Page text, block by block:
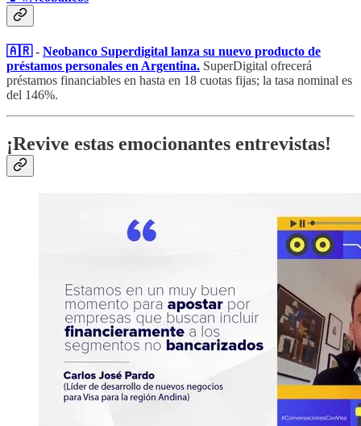
🇦🇷​ - Neobanco Superdigital lanza su nuevo producto de
préstamos personales en Argentina. SuperDigital ofrecerá
préstamos financiables en hasta en 18 cuotas fijas; la tasa nominal es
del 146%.
¡Revive estas emocionantes entrevistas!